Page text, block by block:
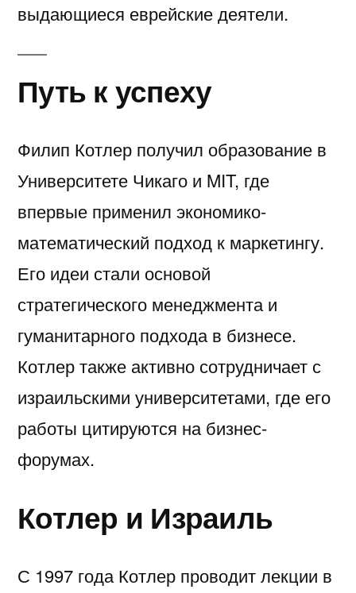
выдающиеся еврейские деятели.
Путь к успеху
Филип Котлер получил образование в
Университете Чикаго и MIT, где
впервые применил экономико-
математический подход к маркетингу.
Его идеи стали основой
стратегического менеджмента и
гуманитарного подхода в бизнесе.
Котлер также активно сотрудничает с
израильскими университетами, где его
работы цитируются на бизнес-
форумах.
Котлер и Израиль
С 1997 года Котлер проводит лекции в